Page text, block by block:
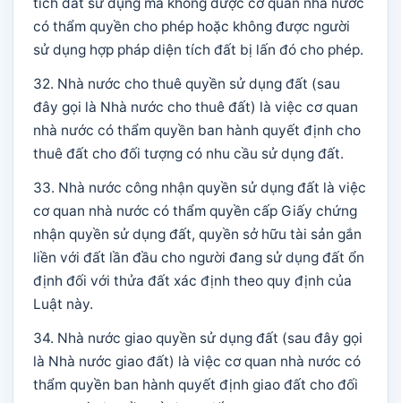
có thẩm quyền cho phép hoặc không được người
sử dụng hợp pháp diện tích đất bị lấn đó cho phép.
32. Nhà nước cho thuê quyền sử dụng đất (sau
đây gọi là Nhà nước cho thuê đất) là việc cơ quan
nhà nước có thẩm quyền ban hành quyết định cho
thuê đất cho đối tượng có nhu cầu sử dụng đất.
33. Nhà nước công nhận quyền sử dụng đất là việc
cơ quan nhà nước có thẩm quyền cấp Giấy chứng
nhận quyền sử dụng đất, quyền sở hữu tài sản gắn
liền với đất lần đầu cho người đang sử dụng đất ổn
định đối với thửa đất xác định theo quy định của
Luật này.
34. Nhà nước giao quyền sử dụng đất (sau đây gọi
là Nhà nước giao đất) là việc cơ quan nhà nước có
thẩm quyền ban hành quyết định giao đất cho đối